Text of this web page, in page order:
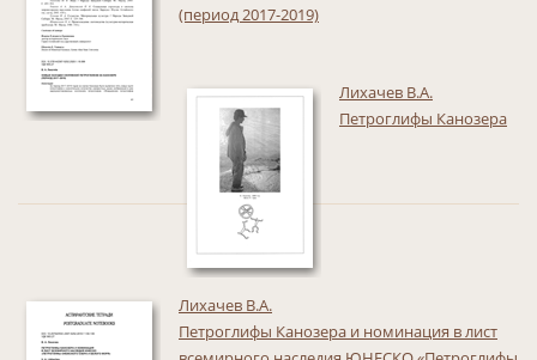
(период 2017-2019)
Лихачев В.А.
Петроглифы Канозера
Лихачев В.А.
Петроглифы Канозера и номинация в лист